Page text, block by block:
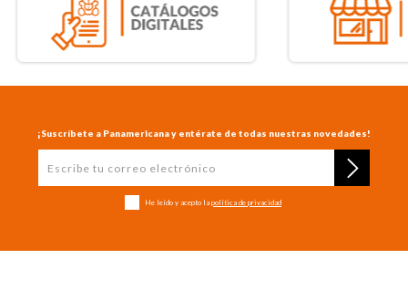
¡Suscríbete a Panamericana y entérate de todas nuestras novedades!
He leído y acepto la política de privacidad